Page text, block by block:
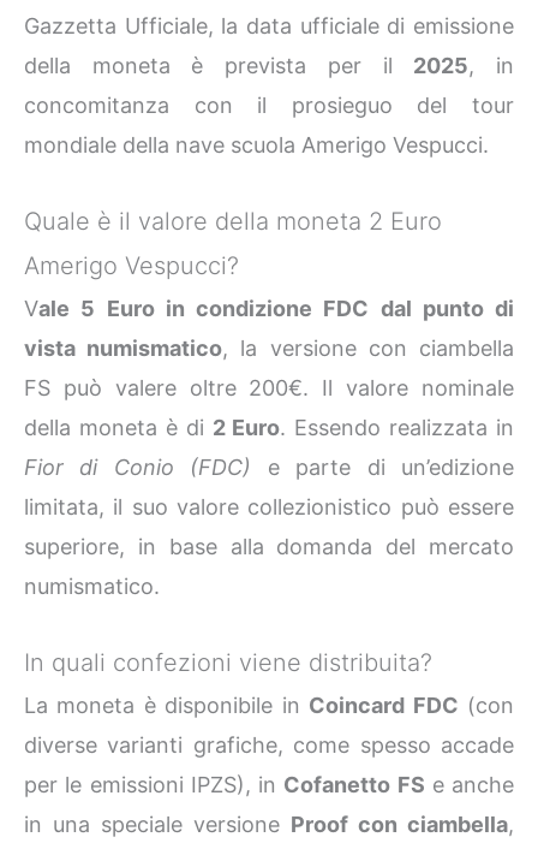
Gazzetta Ufficiale, la data ufficiale di emissione
della moneta è prevista per il 2025, in
concomitanza con il prosieguo del tour
mondiale della nave scuola Amerigo Vespucci.
Quale è il valore della moneta 2 Euro
Amerigo Vespucci?
Vale 5 Euro in condizione FDC dal punto di
vista numismatico, la versione con ciambella
FS può valere oltre 200€. Il valore nominale
della moneta è di 2 Euro. Essendo realizzata in
Fior di Conio (FDC)
e parte di un’edizione
limitata, il suo valore collezionistico può essere
superiore, in base alla domanda del mercato
numismatico.
In quali confezioni viene distribuita?
La moneta è disponibile in Coincard FDC (con
diverse varianti grafiche, come spesso accade
per le emissioni IPZS), in Cofanetto FS e anche
in una speciale versione Proof con ciambella,